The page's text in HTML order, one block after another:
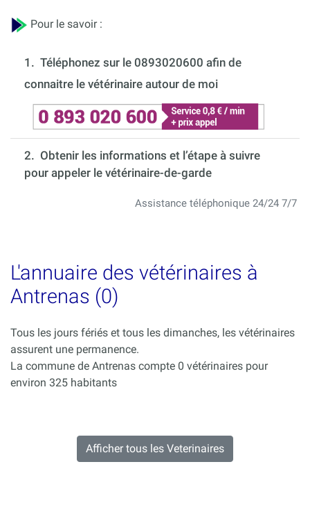
Pour le savoir :
1. Téléphonez sur le 0893020600 afin de
connaitre le vétérinaire autour de moi
2. Obtenir les informations et l’étape à suivre
pour appeler le vétérinaire-de-garde
Assistance téléphonique 24/24 7/7
L'annuaire des vétérinaires à
Antrenas (0)
Tous les jours fériés et tous les dimanches, les vétérinaires
assurent une permanence.
La commune de Antrenas compte 0 vétérinaires pour
environ 325 habitants
Afficher tous les Veterinaires